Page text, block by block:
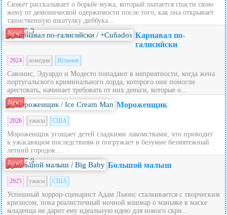
Сюжет рассказывает о борьбе мужа, который пытается спасти свою
жену от демонической одержимости после того, как она открывает
таинственную шкатулку диббука...
New! 5.3
Карнавал по-
галисийски
2024 комедия Испания
Савонис, Эдуардо и Модесто попадают в неприятности, когда жена
португальского криминального лорда, которого они помогли
арестовать, начинает требовать от них деньги, которые о...
New! Мороженщик
2026 ужасы США
Мороженщик угощает детей сладкими лакомствами, что приводит
к ужасающим последствиям и погружает в безумие безмятежный
летний городок....
New! 7.9 Большой малыш
2025 ужасы США
Успешный хоррор-сценарист Адам Льюис сталкивается с творческим
кризисом, пока реалистичный ночной кошмар о маньяке в маске
младенца не дарит ему идеальную идею для нового скри...